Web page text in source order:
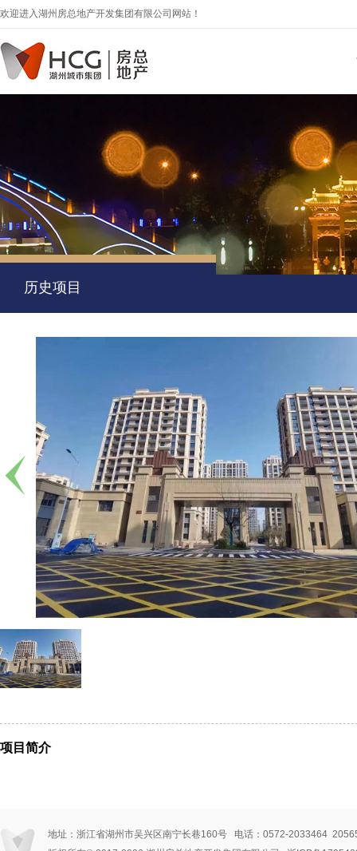
欢迎进入湖州房总地产开发集团有限公司网站！
历史项目
项目简介
地址：浙江省湖州市吴兴区南宁长巷160号 电话：0572-2033464